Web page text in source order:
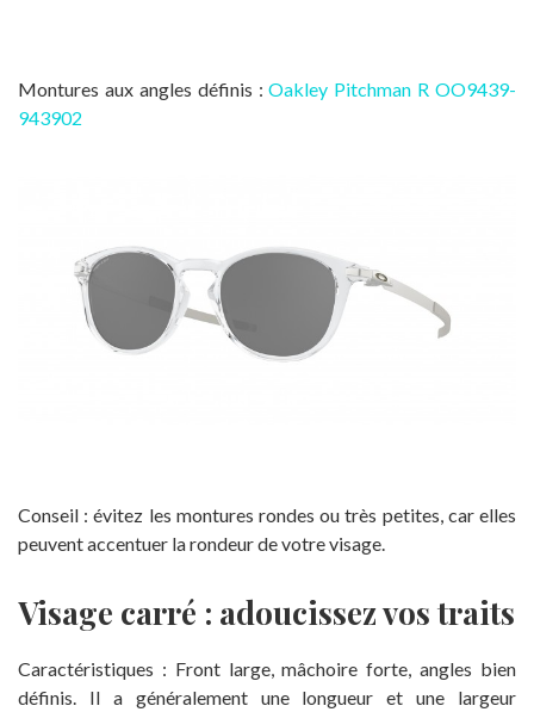
Montures aux angles définis :Oakley Pitchman R OO9439-
943902
Conseil : évitez les montures rondes ou très petites, car elles
peuvent accentuer la rondeur de votre visage.
Visage carré : adoucissez vos traits
Caractéristiques : Front large, mâchoire forte, angles bien
définis. Il a généralement une longueur et une largeur